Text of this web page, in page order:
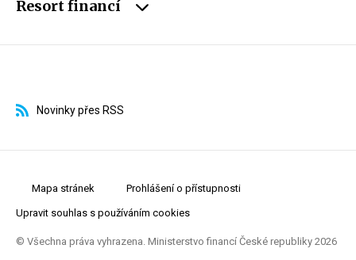
Resort financí
Novinky přes RSS
Mapa stránek Prohlášení o přístupnosti
Upravit souhlas s používáním cookies
© Všechna práva vyhrazena. Ministerstvo financí České republiky 2026